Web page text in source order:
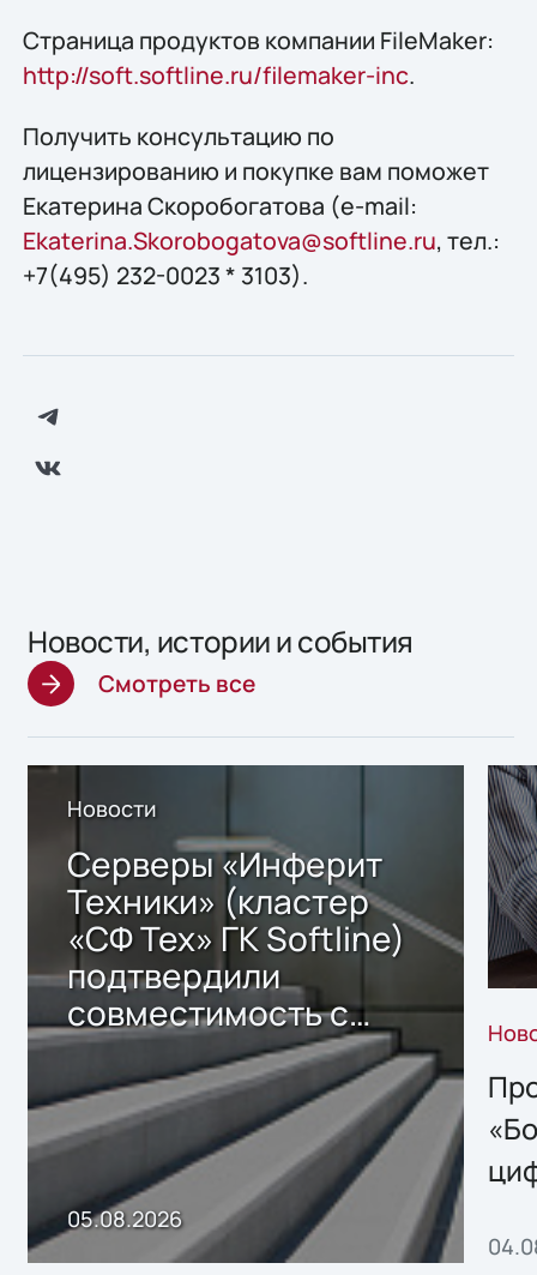
Страница продуктов компании FileMaker:
http://soft.softline.ru/filemaker-inc.
Получить конcультацию по
лицензированию и покупке вам поможет
Екатерина Скоробогатова (e-mail:
Ekaterina.Skorobogatova@softline.ru, тел.:
+7(495) 232-0023 * 3103).
Новости, истории и события
Смотреть все
Новости
Серверы «Инферит
Техники» (кластер
«СФ Тех» ГК Softline)
подтвердили
совместимость с
решением Sharx
Storage 2.x для
хранения данных
05.08.2026